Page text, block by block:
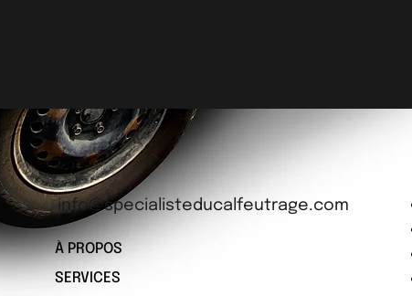
COURRIEL
info@specialisteducalfeutrage.com
À PROPOS
SERVICES